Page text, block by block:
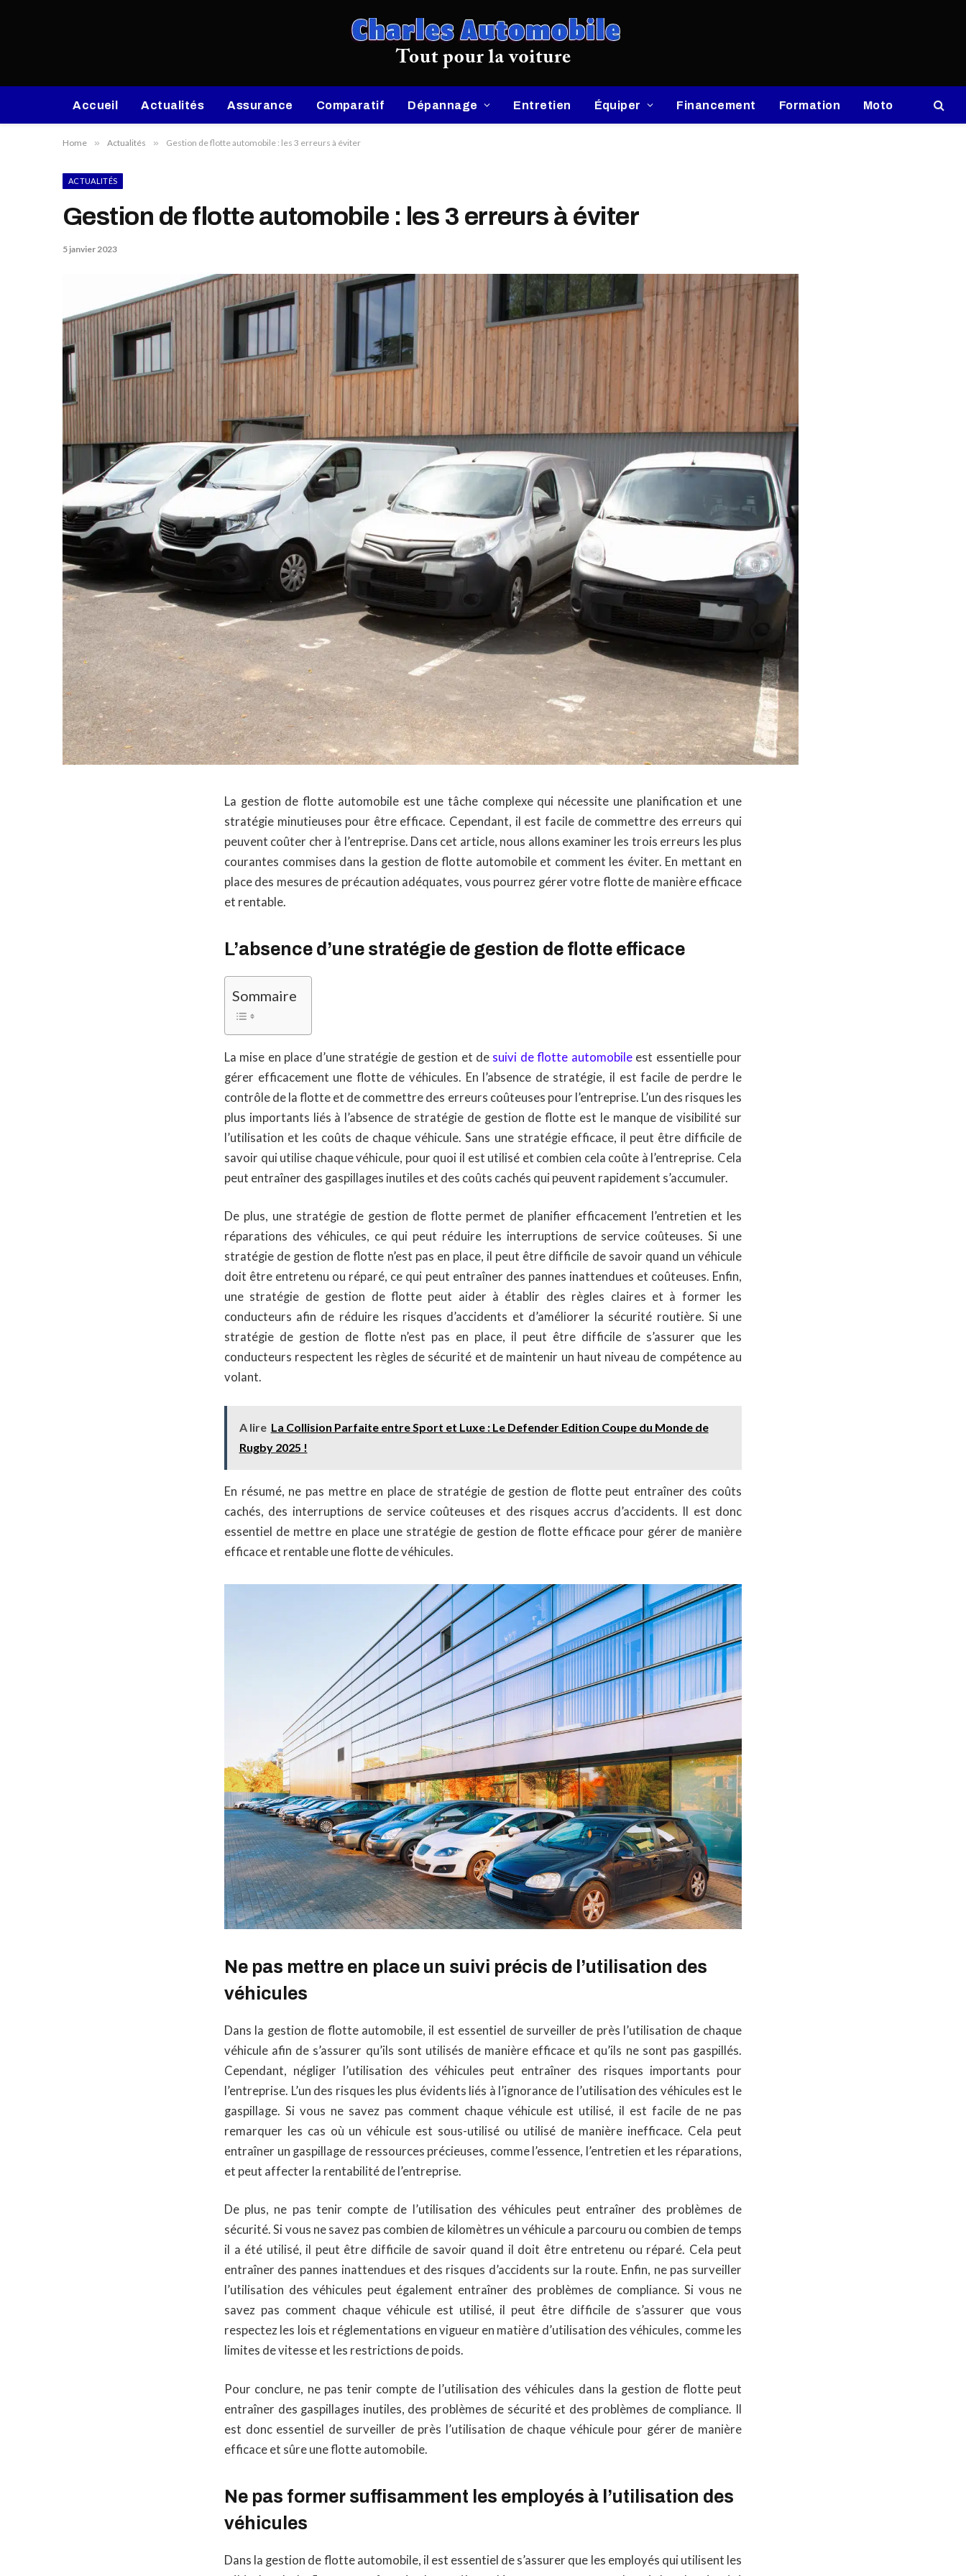
Accueil Actualités Assurance Comparatif Dépannage Entretien Équiper Financement Formation Moto
Home » Actualités » Gestion de flotte automobile : les 3 erreurs à éviter
ACTUALITÉS
Gestion de flotte automobile : les 3 erreurs à éviter
5 janvier 2023
La gestion de flotte automobile est une tâche complexe qui nécessite une planification et une
stratégie minutieuses pour être efficace. Cependant, il est facile de commettre des erreurs qui
peuvent coûter cher à l’entreprise. Dans cet article, nous allons examiner les trois erreurs les plus
courantes commises dans la gestion de flotte automobile et comment les éviter. En mettant en
place des mesures de précaution adéquates, vous pourrez gérer votre flotte de manière efficace
et rentable.
L’absence d’une stratégie de gestion de flotte efficace
Sommaire
La mise en place d’une stratégie de gestion et de suivi de flotte automobileest essentielle pour
gérer efficacement une flotte de véhicules. En l’absence de stratégie, il est facile de perdre le
contrôle de la flotte et de commettre des erreurs coûteuses pour l’entreprise. L’un des risques les
plus importants liés à l’absence de stratégie de gestion de flotte est le manque de visibilité sur
l’utilisation et les coûts de chaque véhicule. Sans une stratégie efficace, il peut être difficile de
savoir qui utilise chaque véhicule, pour quoi il est utilisé et combien cela coûte à l’entreprise. Cela
peut entraîner des gaspillages inutiles et des coûts cachés qui peuvent rapidement s’accumuler.
De plus, une stratégie de gestion de flotte permet de planifier efficacement l’entretien et les
réparations des véhicules, ce qui peut réduire les interruptions de service coûteuses. Si une
stratégie de gestion de flotte n’est pas en place, il peut être difficile de savoir quand un véhicule
doit être entretenu ou réparé, ce qui peut entraîner des pannes inattendues et coûteuses. Enfin,
une stratégie de gestion de flotte peut aider à établir des règles claires et à former les
conducteurs afin de réduire les risques d’accidents et d’améliorer la sécurité routière. Si une
stratégie de gestion de flotte n’est pas en place, il peut être difficile de s’assurer que les
conducteurs respectent les règles de sécurité et de maintenir un haut niveau de compétence au
volant.
A lire La Collision Parfaite entre Sport et Luxe : Le Defender Edition Coupe du Monde de
Rugby 2025 !
En résumé, ne pas mettre en place de stratégie de gestion de flotte peut entraîner des coûts
cachés, des interruptions de service coûteuses et des risques accrus d’accidents. Il est donc
essentiel de mettre en place une stratégie de gestion de flotte efficace pour gérer de manière
efficace et rentable une flotte de véhicules.
Ne pas mettre en place un suivi précis de l’utilisation des
véhicules
Dans la gestion de flotte automobile, il est essentiel de surveiller de près l’utilisation de chaque
véhicule afin de s’assurer qu’ils sont utilisés de manière efficace et qu’ils ne sont pas gaspillés.
Cependant, négliger l’utilisation des véhicules peut entraîner des risques importants pour
l’entreprise. L’un des risques les plus évidents liés à l’ignorance de l’utilisation des véhicules est le
gaspillage. Si vous ne savez pas comment chaque véhicule est utilisé, il est facile de ne pas
remarquer les cas où un véhicule est sous-utilisé ou utilisé de manière inefficace. Cela peut
entraîner un gaspillage de ressources précieuses, comme l’essence, l’entretien et les réparations,
et peut affecter la rentabilité de l’entreprise.
De plus, ne pas tenir compte de l’utilisation des véhicules peut entraîner des problèmes de
sécurité. Si vous ne savez pas combien de kilomètres un véhicule a parcouru ou combien de temps
il a été utilisé, il peut être difficile de savoir quand il doit être entretenu ou réparé. Cela peut
entraîner des pannes inattendues et des risques d’accidents sur la route. Enfin, ne pas surveiller
l’utilisation des véhicules peut également entraîner des problèmes de compliance. Si vous ne
savez pas comment chaque véhicule est utilisé, il peut être difficile de s’assurer que vous
respectez les lois et réglementations en vigueur en matière d’utilisation des véhicules, comme les
limites de vitesse et les restrictions de poids.
Pour conclure, ne pas tenir compte de l’utilisation des véhicules dans la gestion de flotte peut
entraîner des gaspillages inutiles, des problèmes de sécurité et des problèmes de compliance. Il
est donc essentiel de surveiller de près l’utilisation de chaque véhicule pour gérer de manière
efficace et sûre une flotte automobile.
Ne pas former suffisamment les employés à l’utilisation des
véhicules
Dans la gestion de flotte automobile, il est essentiel de s’assurer que les employés qui utilisent les